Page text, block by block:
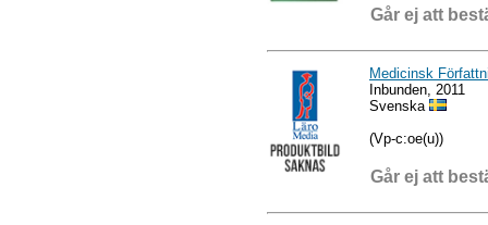
Går ej att
Medicinsk
Inbunden, 2011
Svenska
(Vp-c:oe(u))
Går ej att